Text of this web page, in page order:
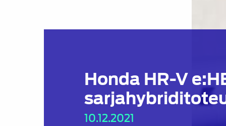
Honda HR-V
10.12.2021